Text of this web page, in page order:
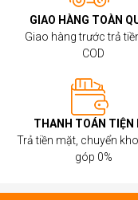
GIAO HÀNG TOÀN
Giao hàng trước trả
COD
THANH TOÁN TIỆN
Trả tiền mặt, chuyển
góp 0%